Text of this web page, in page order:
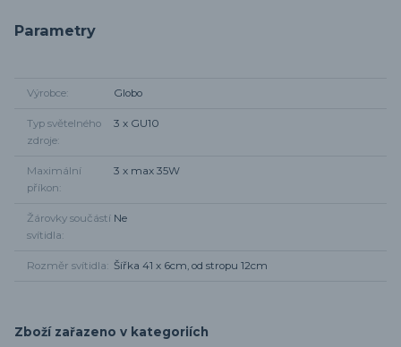
Parametry
Výrobce Globo
Typ světelného
zdroje
3 x GU10
Maximální
příkon
3 x max 35W
Žárovky součástí
svítidla
Ne
Rozměr svítidla Šířka 41 x 6cm, od stropu 12cm
Zboží zařazeno v kategoriích